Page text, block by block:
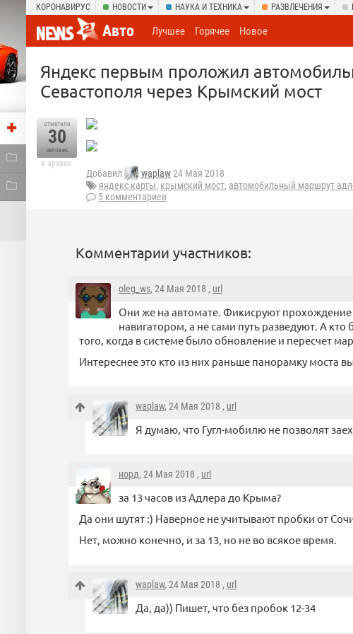
КОРОНАВИРУС НОВОСТИ НАУКА И ТЕХНИКА РАЗВЛЕЧЕНИЯ
Авто Лучшее Горячее Новое
Яндекс первым проложил
Севастополя через Крымский мост
отметили
30
человек
в архиве
Добавил waplaw24 Мая 2018
яндекс карты, крымский мост, автомобильный маршрут
5 комментариев
Комментарии участников:
oleg_ws, 24 Мая 2018 , url
Они же на автомате. Фикисруют прохождение
навигатором, а не сами путь разведуют. А кто
того, когда в системе было обновление и пересчет
Интереснее это кто из них раньше панорамку моста
waplaw, 24 Мая 2018 , url
Я думаю, что Гугл-мобилю не позволят
норд, 24 Мая 2018 , url
за 13 часов из Адлера до Крыма?
Да они шутят :) Наверное не учитывают пробки от
Нет, можно конечно, и за 13, но не во всякое время.
waplaw, 24 Мая 2018 , url
Да, да)) Пишет, что без пробок 12-34